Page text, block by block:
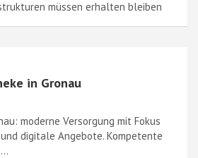
müssen erhalten bleiben
in Gronau
moderne Versorgung mit Fokus
digitale Angebote. Kompetente